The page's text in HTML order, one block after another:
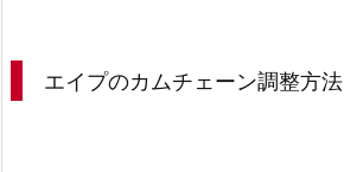
エイプのカムチェーン調整方法